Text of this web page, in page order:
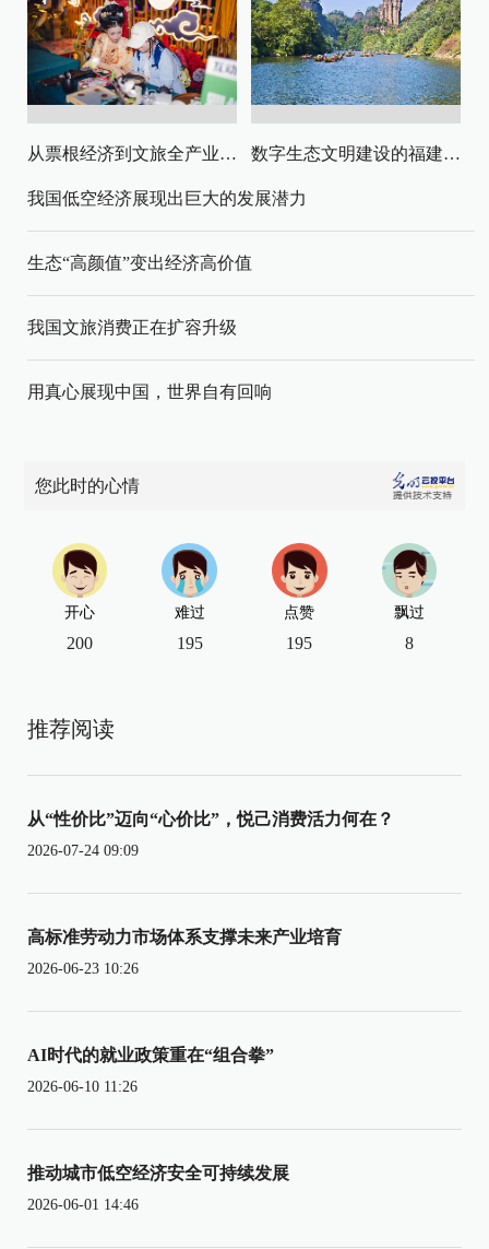
从票根经济到文旅全产业链升级 数字生态文明建设的福建路径与启示
我国低空经济展现出巨大的发展潜力
生态“高颜值”变出经济高价值
我国文旅消费正在扩容升级
用真心展现中国，世界自有回响
您此时的心情
开心
200
难过
195
点赞
195
飘过
8
推荐阅读
从“性价比”迈向“心价比”，悦己消费活力何在？
2026-07-24 09:09
高标准劳动力市场体系支撑未来产业培育
2026-06-23 10:26
AI时代的就业政策重在“组合拳”
2026-06-10 11:26
推动城市低空经济安全可持续发展
2026-06-01 14:46